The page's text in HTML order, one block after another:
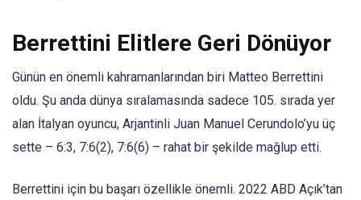
Berrettini Elitlere Geri Dönüyor
Günün en önemli kahramanlarından biri Matteo Berrettini
oldu. Şu anda dünya sıralamasında sadece 105. sırada yer
alan İtalyan oyuncu, Arjantinli Juan Manuel Cerundolo’yu üç
sette – 6:3, 7:6(2), 7:6(6) – rahat bir şekilde mağlup etti.
Berrettini için bu başarı özellikle önemli. 2022 ABD Açık’tan